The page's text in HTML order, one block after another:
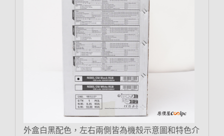
外盒白黑配色，左右兩側皆為機殼示意圖和特色介